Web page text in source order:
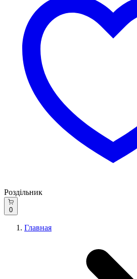
Роздільник
0
Главная